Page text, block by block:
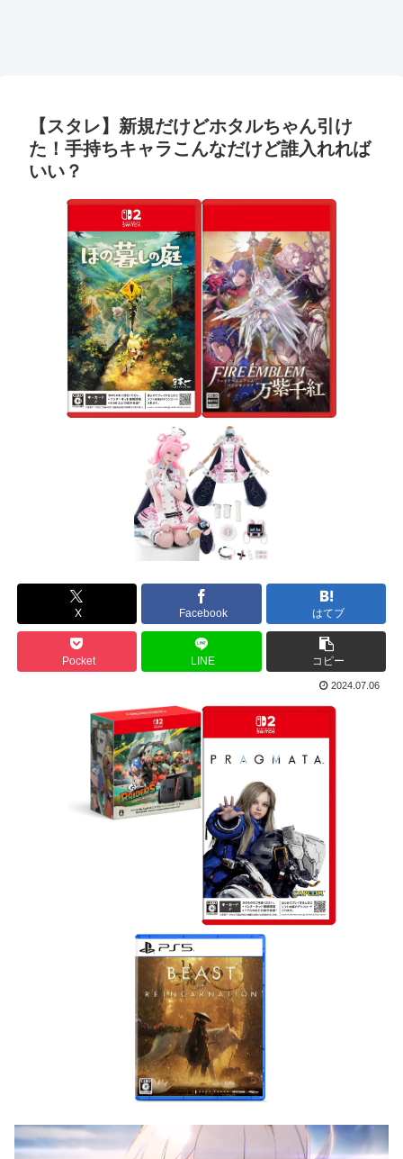
【スタレ】新規だけどホタルちゃん引け
た！手持ちキャラこんなだけど誰入れれば
いい？
X Facebook はてブ
Pocket LINE コピー
2024.07.06